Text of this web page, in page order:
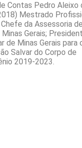
Contas Pedro Aleixo
Mestrado
da Assessoria de
Gerais;
de Minas Gerais para
Salvar do Corpo de
2019-2023.